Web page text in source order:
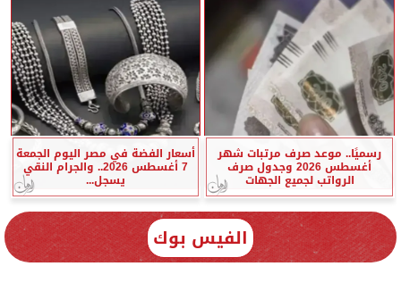
رسميًا.. موعد صرف مرتبات شهر
أغسطس 2026 وجدول صرف
الرواتب لجميع الجهات
أسعار الفضة في مصر اليوم الجمعة
7 أغسطس 2026.. والجرام النقي
يسجل...
الفيس بوك